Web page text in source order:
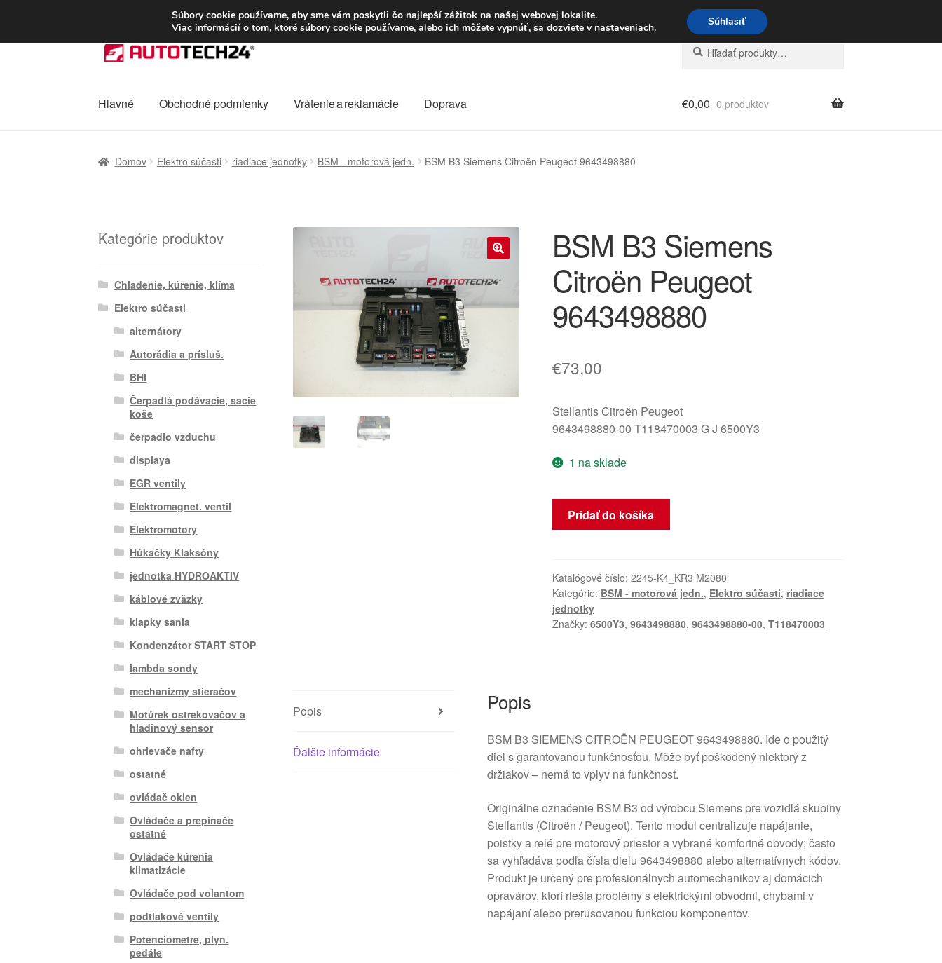
DOPRAVA od 6 EUR Po–Pi 09:00–16:00 233 221 276
Preskočiť
na
Preskočiť
na
Hľadať:
Vyhľadávanie
Hlavné Obchodné podmienky Vrátenie a reklamácie Doprava €0,00 0 produktov
Domov Elektro súčasti riadiace jednotky BSM - motorová jedn. BSM B3 Siemens Citroën Peugeot 9643498880
BSM B3 Siemens
Citroën Peugeot
9643498880
€73,00
Stellantis Citroën Peugeot
9643498880-00 T118470003 G J 6500Y3
1 na sklade
množstvo
BSM
Citroën
Peugeot
9643498880
Pridať do košíka
Katalógové číslo: 2245-K4_KR3 M2080
Kategórie: BSM - motorová jedn., Elektro súčasti, riadiace
jednotky
Značky: 6500Y3, 9643498880, 9643498880-00, T118470003
Popis
Ďalšie informácie
Popis
BSM B3 SIEMENS CITROËN PEUGEOT 9643498880. Ide o použitý
diel s garantovanou funkčnosťou. Môže byť poškodený niektorý z
držiakov – nemá to vplyv na funkčnosť.
Originálne označenie BSM B3 od výrobcu Siemens pre vozidlá skupiny
Stellantis (Citroën / Peugeot). Tento modul centralizuje napájanie,
poistky a relé pre motorový priestor a vybrané komfortné obvody; často
sa vyhľadáva podľa čísla dielu 9643498880 alebo alternatívnych kódov.
Produkt je určený pre profesionálnych automechanikov aj domácich
opravárov, ktorí riešia problémy s elektrickými obvodmi, chybami v
napájaní alebo prerušovanou funkciou komponentov.
Kategórie produktov
Chladenie, kúrenie, klíma
Elektro súčasti
alternátory
Autorádia a prísluš.
BHI
Čerpadlá podávacie, sacie
koše
čerpadlo vzduchu
displaya
EGR ventily
Elektromagnet. ventil
Elektromotory
Húkačky Klaksóny
jednotka HYDROAKTIV
káblové zväzky
klapky sania
Kondenzátor START STOP
lambda sondy
mechanizmy stieračov
Motůrek ostrekovačov a
hladinový sensor
ohrievače nafty
ostatné
ovládač okien
Ovládače a prepínače
ostatné
Ovládače kúrenia
klimatizácie
Ovládače pod volantom
podtlakové ventily
Potenciometre, plyn.
pedále
Súbory cookie používame, aby sme vám poskytli čo najlepší zážitok na našej webovej lokalite.
Viac informácií o tom, ktoré súbory cookie používame, alebo ich môžete vypnúť, sa dozviete v nastaveniach. Súhlasiť